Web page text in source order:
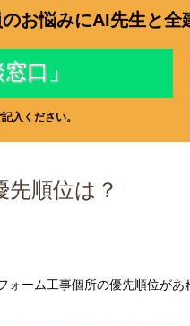
お悩みにAI先生と全
口」
入ください。
順位は？
ーム工事個所の優先順位があ